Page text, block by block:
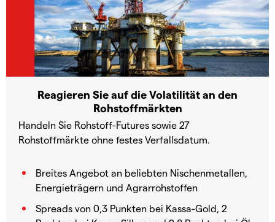
Reagieren Sie auf die Volatilität an den
Rohstoffmärkten
Handeln Sie Rohstoff-Futures sowie 27
Rohstoffmärkte ohne festes Verfallsdatum.
Breites Angebot an beliebten Nischenmetallen,
Energieträgern und Agrarrohstoffen
Spreads von 0,3 Punkten bei Kassa-Gold, 2